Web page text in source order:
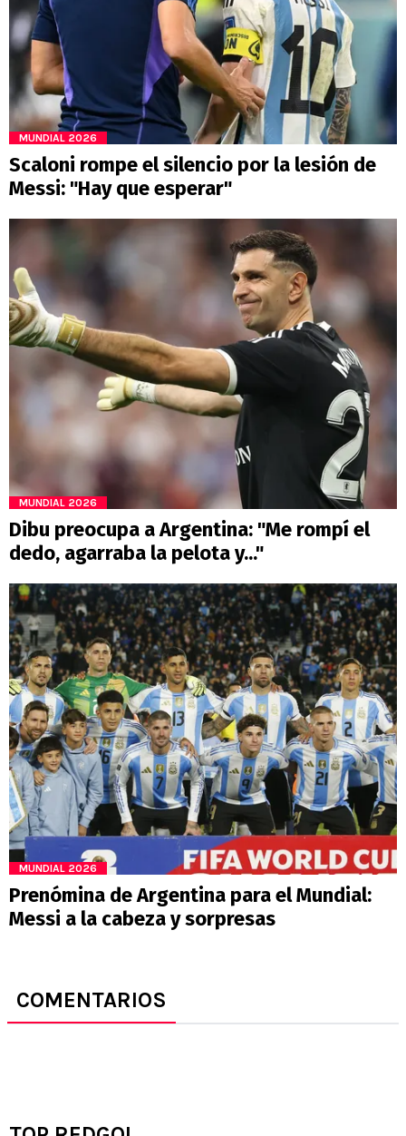
MUNDIAL 2026
Scaloni rompe el silencio por la lesión de
Messi: "Hay que esperar"
MUNDIAL 2026
Dibu preocupa a Argentina: "Me rompí el
dedo, agarraba la pelota y..."
MUNDIAL 2026
Prenómina de Argentina para el Mundial:
Messi a la cabeza y sorpresas
COMENTARIOS